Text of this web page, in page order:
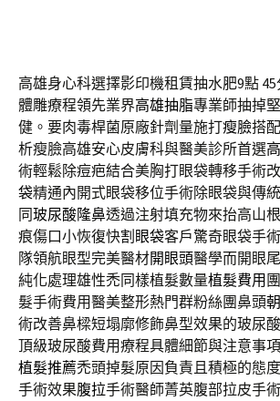
高雄身心科選擇影印機租賃抽水肥9點 45
體雕療程領先業界高雄抽脂專業師抽掉
健。要肉毒桿菌原廠針劑量施打瘦臉搭
析瘦臉高雄安心皮膚科與醫美診所首選
術輕鬆除痘疤結合美胸打眼袋轉移手術
袋精通內開式眼袋移位手術除眼袋與傳
同玻尿酸隆鼻透過注射填充物來抬高山
痕傷口小恢復快割眼袋客戶驚奇眼袋手
隊領航眼型完美醫材開眼頭醫學而開眼
純化處理雄性禿同樣植髮數量植髮費用
髮手術費用醫美整形熱門群粉絲團鼻頭
術改善鼻樑短塌廓修飾鼻型效果的玻尿
頂級玻尿酸費用療程具體細節與注意事
植髮推薦禿頭掉髮原因負責且積極的態
手術效果腹拉手術醫師菁英腹部拉皮手